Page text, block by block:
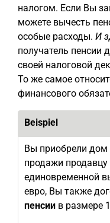
налогом. Если Вы
можете вычесть
особые расходы. И
получатель пенсии
своей налоговой
То же самое
финансового
Beispiel
Вы приобрели дом
продажи
единовременной
евро, Вы также
пенсии в размере